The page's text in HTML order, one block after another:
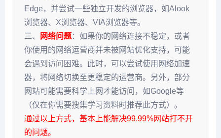
Edge，并尝试一些独立开发的浏览器，如Alook
浏览器、X浏览器、VIA浏览器等。
三、
网络问题：如果你的网络连接不稳定，或者
你使用的网络运营商并未被网站优化支持，可能
会遇到访问困难。此时，可以尝试使用网络加速
器，将网络切换至更稳定的运营商。另外，部分
网站可能需要科学上网才能访问，如Google等
（仅在你需要搜集学习资料时推荐此方式）。
通过以上方式，基本上能解决99.99%网站打不开
的问题。